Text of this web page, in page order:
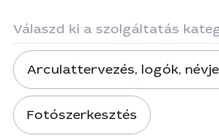
Válaszd ki a szolgáltatás
Arculattervezés, logók,
Fotószerkesztés